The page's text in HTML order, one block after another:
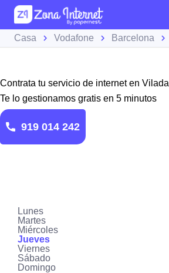
Casa Vodafone Barcelona
Contrata tu servicio de internet en Vilada
Te lo gestionamos gratis en 5 minutos
919 014 242
Lunes
Martes
Miércoles
Jueves
Viernes
Sábado
Domingo